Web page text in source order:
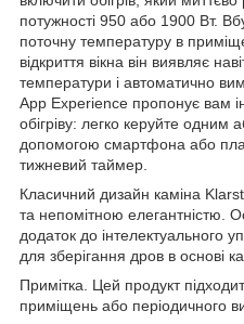
потужності 950 або 1900 Вт.
поточну температуру в
відкриття вікна він виявляє
температури і автоматично
App Experience пропонує вам
обігріву: легко керуйте одним
допомогою смартфона або
тижневий таймер.
Класичний дизайн каміна
та непомітною елегантністю.
додаток до інтелектуального
для зберігання дров в основі
Примітка. Цей продукт
приміщень або періодичного